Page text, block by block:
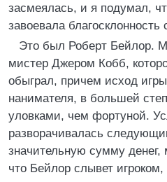
засмеялась, и я подумал,
завоевала благосклонность
Это был Роберт Бейлор.
мистер Джером Кобб,
обыграл, причем исход
нанимателя, в большей
уловками, чем фортуной.
разворачивалась
значительную сумму денег,
что Бейлор слывет игроком,